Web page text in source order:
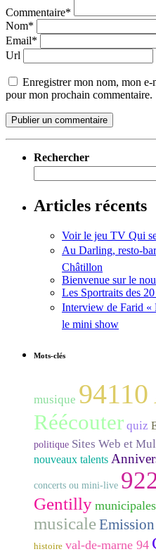
Commentaire*
Nom*
Email*
Url
Enregistrer mon nom, mon
pour mon prochain commentaire.
Rechercher
Articles récents
Voir le jeu TV Qui
Au Darling, resto-
Châtillon
Bienvenue sur le
Les Sportraits des
Interview de Farid
le mini show
Mots-clés
musique
Réécouter quiz
politique Sites Web et
nouveaux talents
concerts ou mini-live
Gentilly
musicale
histoire val-de-marne 94